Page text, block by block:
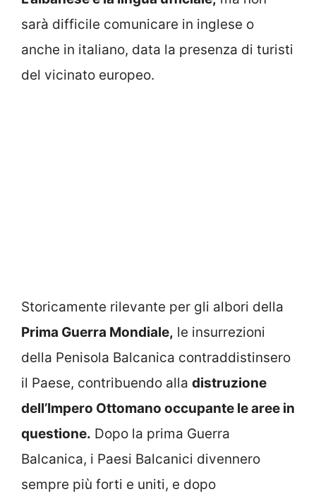
sarà difficile comunicare in inglese o
anche in italiano, data la presenza di turisti
del vicinato europeo.
Storicamente rilevante per gli albori della
Prima Guerra Mondiale, le insurrezioni
della Penisola Balcanica contraddistinsero
il Paese, contribuendo alla distruzione
dell’Impero Ottomano occupante le aree in
questione. Dopo la prima Guerra
Balcanica, i Paesi Balcanici divennero
sempre più forti e uniti, e dopo